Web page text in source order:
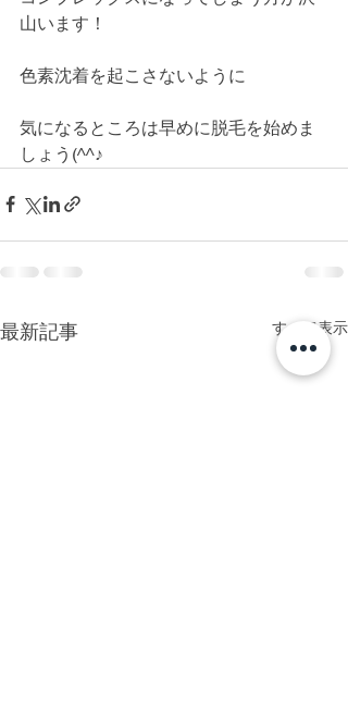
山います！
色素沈着を起こさないように
気になるところは早めに脱毛を始めま
しょう(^^♪
最新記事 すべて表示